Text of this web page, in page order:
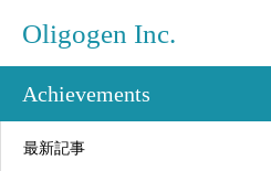
Oligogen Inc.
Achievements
最新記事